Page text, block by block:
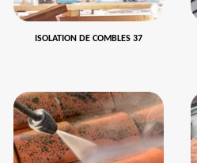
ISOLATION DE COMBLES 37